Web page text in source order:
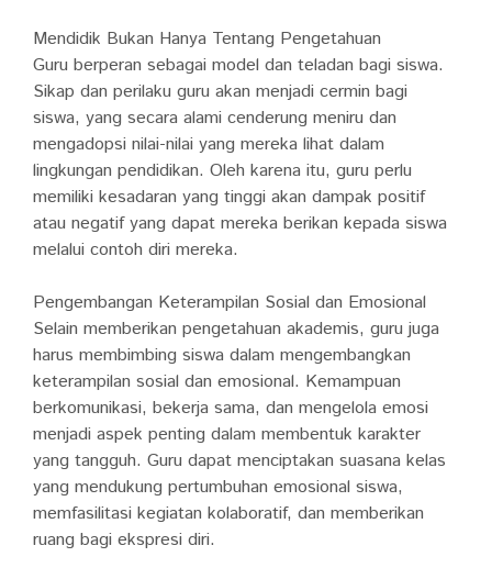
Mendidik Bukan Hanya Tentang Pengetahuan
Guru berperan sebagai model dan teladan bagi siswa.
Sikap dan perilaku guru akan menjadi cermin bagi
siswa, yang secara alami cenderung meniru dan
mengadopsi nilai-nilai yang mereka lihat dalam
lingkungan pendidikan. Oleh karena itu, guru perlu
memiliki kesadaran yang tinggi akan dampak positif
atau negatif yang dapat mereka berikan kepada siswa
melalui contoh diri mereka.
Pengembangan Keterampilan Sosial dan Emosional
Selain memberikan pengetahuan akademis, guru juga
harus membimbing siswa dalam mengembangkan
keterampilan sosial dan emosional. Kemampuan
berkomunikasi, bekerja sama, dan mengelola emosi
menjadi aspek penting dalam membentuk karakter
yang tangguh. Guru dapat menciptakan suasana kelas
yang mendukung pertumbuhan emosional siswa,
memfasilitasi kegiatan kolaboratif, dan memberikan
ruang bagi ekspresi diri.